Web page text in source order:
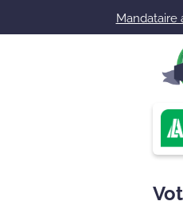
Mandataire